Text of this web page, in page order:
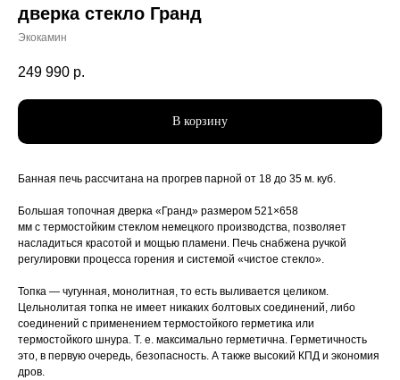
дверка стекло Гранд
Экокамин
249 990 р.
В корзину
Банная печь рассчитана на прогрев парной от 18 до 35 м. куб.
Большая топочная дверка «Гранд» размером 521×658
мм с термостойким стеклом немецкого производства, позволяет
насладиться красотой и мощью пламени. Печь снабжена ручкой
регулировки процесса горения и системой «чистое стекло».
Топка — чугунная, монолитная, то есть выливается целиком.
Цельнолитая топка не имеет никаких болтовых соединений, либо
соединений с применением термостойкого герметика или
термостойкого шнура. Т. е. максимально герметична. Герметичность
это, в первую очередь, безопасность. А также высокий КПД и экономия
дров.